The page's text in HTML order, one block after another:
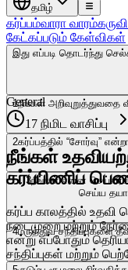
தமிழ்
கர்ப்பம்வாரா வாரம்
கேட்கப்படும் கேள்விகள்
இது எப்படி தொடர்ந்து
1நீங்கள் அறிவுறுத்துவதை
2கர்ப்பத்தில் “சோர்வு”
3நீங்கள் என்ன
செய்ய
4மருத்துவ சந்திப்புகளை
General
17 நிமிட வாசிப்பு
நீங்கள்
கர்ப்பிணிப்
கர்ப்ப காலத்தில் உதவி
நடைமுறை மற்றும்
என்று எப்போதும்
சந்திப்புகள் மற்றும்